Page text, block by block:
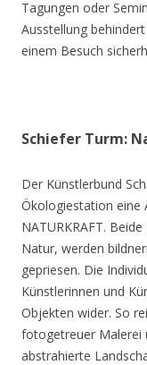
Tagungen oder
Ausstellung
einem Besuch
Schiefer Turm:
Der Künstlerbund
Ökologiestation eine
NATURKRAFT.
Natur, werden
gepriesen. Die
Künstlerinnen und
Objekten wider. So
fotogetreuer Malerei
abstrahierte